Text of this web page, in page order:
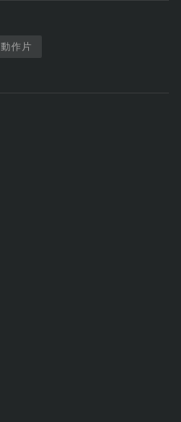
動作片